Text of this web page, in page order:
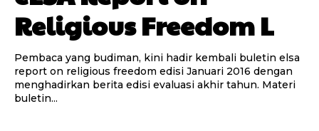
Religious Freedom L
Pembaca yang budiman, kini hadir kembali buletin elsa
report on religious freedom edisi Januari 2016 dengan
menghadirkan berita edisi evaluasi akhir tahun. Materi
buletin...